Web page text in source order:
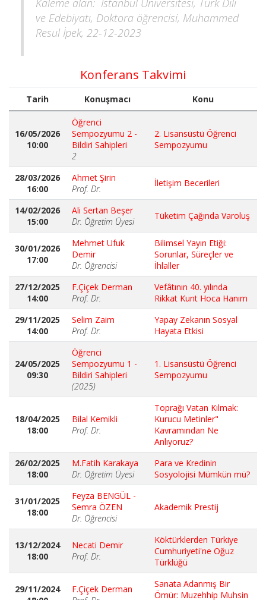
Kaleme alan: İstanbul Üniversitesi, Türk Dili
ve Edebiyatı, Doktora öğrencisi, Muhammed
Resul İpek, 22-12-2023
Konferans Takvimi
Tarih Konuşmacı Konu
16/05/2026
10:00
Öğrenci
Sempozyumu 2 -
Bildiri Sahipleri
2
2. Lisansüstü Öğrenci
Sempozyumu
28/03/2026
16:00
Ahmet Şirin
Prof. Dr.
İletişim Becerileri
14/02/2026
15:00
Ali Sertan Beşer
Dr. Öğretim Üyesi
Tüketim Çağında Varoluş
30/01/2026
17:00
Mehmet Ufuk
Demir
Dr. Öğrencisi
Bilimsel Yayın Etiği:
Sorunlar, Süreçler ve
İhlaller
27/12/2025
14:00
F.Çiçek Derman
Prof. Dr.
Vefâtının 40. yılında
Rikkat Kunt Hoca Hanım
29/11/2025
14:00
Selim Zaim
Prof. Dr.
Yapay Zekanın Sosyal
Hayata Etkisi
24/05/2025
09:30
Öğrenci
Sempozyumu 1 -
Bildiri Sahipleri
(2025)
1. Lisansüstü Öğrenci
Sempozyumu
18/04/2025
18:00
Bilal Kemikli
Prof. Dr.
Toprağı Vatan Kılmak:
Kurucu Metinler"
Kavramından Ne
Anlıyoruz?
26/02/2025
18:00
M.Fatih Karakaya
Dr. Öğretim Üyesi
Para ve Kredinin
Sosyolojisi Mümkün mü?
31/01/2025
18:00
Feyza BENGÜL -
Semra ÖZEN
Dr. Öğrencisi
Akademik Prestij
13/12/2024
18:00
Necati Demir
Prof. Dr.
Köktürklerden Türkiye
Cumhuriyeti'ne Oğuz
Türklüğü
29/11/2024
F.Çiçek Derman
Sanata Adanmış Bir
Ömür: Muzehhip Muhsin